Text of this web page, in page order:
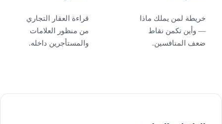
خريطة لمن يملك ماذا
— وأين تكمن نقاط
ضعف المنافسين.
قراءة العقار التجاري
من منظور العلامات
والمستأجرين داخله.